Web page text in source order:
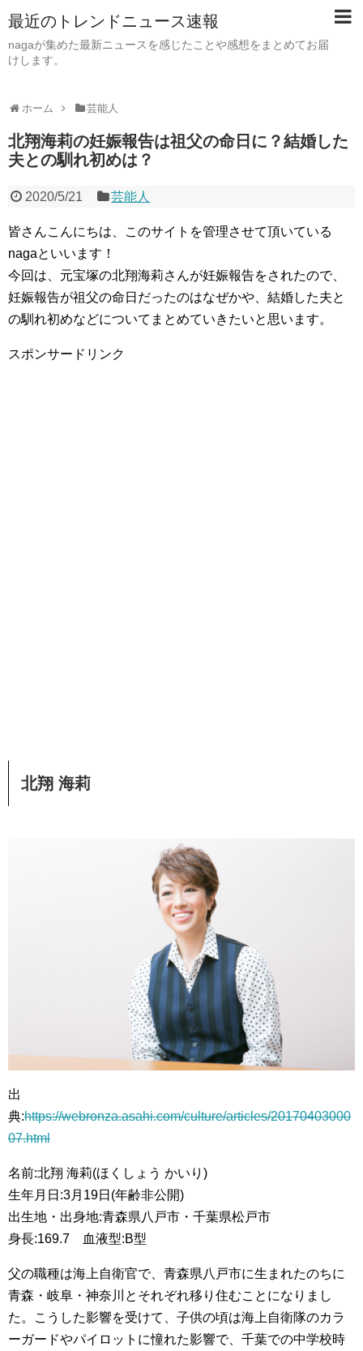
最近のトレンドニュース速報
nagaが集めた最新ニュースを感じたことや感想をまとめてお届
けします。
ホーム 芸能人
北翔海莉の妊娠報告は祖父の命日に？結婚した
夫との馴れ初めは？
2020/5/21 芸能人
皆さんこんにちは、このサイトを管理させて頂いている
nagaといいます！
今回は、元宝塚の北翔海莉さんが妊娠報告をされたので、
妊娠報告が祖父の命日だったのはなぜかや、結婚した夫と
の馴れ初めなどについてまとめていきたいと思います。
スポンサードリンク
北翔 海莉
出
典:https://webronza.asahi.com/culture/articles/20170403000
07.html
名前:北翔 海莉(ほくしょう かいり)
生年月日:3月19日(年齢非公開)
出生地・出身地:青森県八戸市・千葉県松戸市
身長:169.7 血液型:B型
父の職種は海上自衛官で、青森県八戸市に生まれたのちに
青森・岐阜・神奈川とそれぞれ移り住むことになりまし
た。こうした影響を受けて、子供の頃は海上自衛隊のカラ
ーガードやパイロットに憧れた影響で、千葉での中学校時